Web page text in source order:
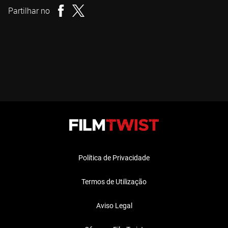
Partilhar no
Política de Privacidade
Termos de Utilização
Aviso Legal